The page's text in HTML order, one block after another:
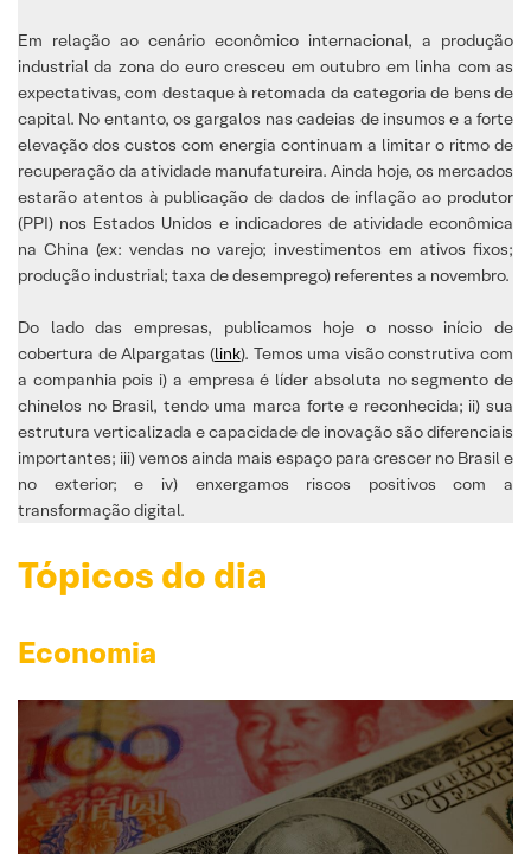
Em relação ao cenário econômico internacional, a produção
industrial da zona do euro cresceu em outubro em linha com as
expectativas, com destaque à retomada da categoria de bens de
capital. No entanto, os gargalos nas cadeias de insumos e a forte
elevação dos custos com energia continuam a limitar o ritmo de
recuperação da atividade manufatureira. Ainda hoje, os mercados
estarão atentos à publicação de dados de inflação ao produtor
(PPI) nos Estados Unidos e indicadores de atividade econômica
na China (ex: vendas no varejo; investimentos em ativos fixos;
produção industrial; taxa de desemprego) referentes a novembro.
Do lado das empresas, publicamos hoje o nosso início de
cobertura de Alpargatas (link). Temos uma visão construtiva com
a companhia pois i) a empresa é líder absoluta no segmento de
chinelos no Brasil, tendo uma marca forte e reconhecida; ii) sua
estrutura verticalizada e capacidade de inovação são diferenciais
importantes; iii) vemos ainda mais espaço para crescer no Brasil e
no exterior; e iv) enxergamos riscos positivos com a
transformação digital.
Tópicos do dia
Economia